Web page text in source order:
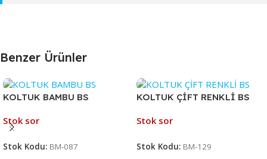
Benzer Ürünler
KOLTUK BAMBU BS
Stok sor
Stok Kodu: BM-087
KOLTUK ÇİFT RENKLİ BS
Stok sor
Stok Kodu: BM-129